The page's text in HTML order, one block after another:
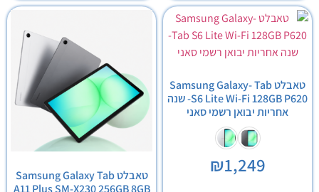
טאבלט Samsung Galaxy- Tab
S6 Lite Wi-Fi 128GB P620- שנה
אחריות יבואן רשמי סאני
₪1,249
טאבלט Samsung Galaxy Tab
A11 Plus SM-X230 256GB 8GB